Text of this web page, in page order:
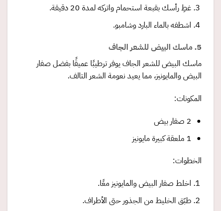
غطِ رأسك بقبعة استحمام واتركه لمدة 20 دقيقة.
اشطفه بالماء البارد وشامبو.
5. ماسك البيض للشعر الجاف
ماسك البيض للشعر الجاف يوفر ترطيبًا عميقًا بفضل صفار
البيض والمايونيز، مما يعيد نعومة الشعر التالف.
المكونات:
2 صفار بيض
1 ملعقة كبيرة مايونيز
الخطوات:
اخلط صفار البيض والمايونيز معًا.
طبّق الخليط من الجذور حتى الأطراف.